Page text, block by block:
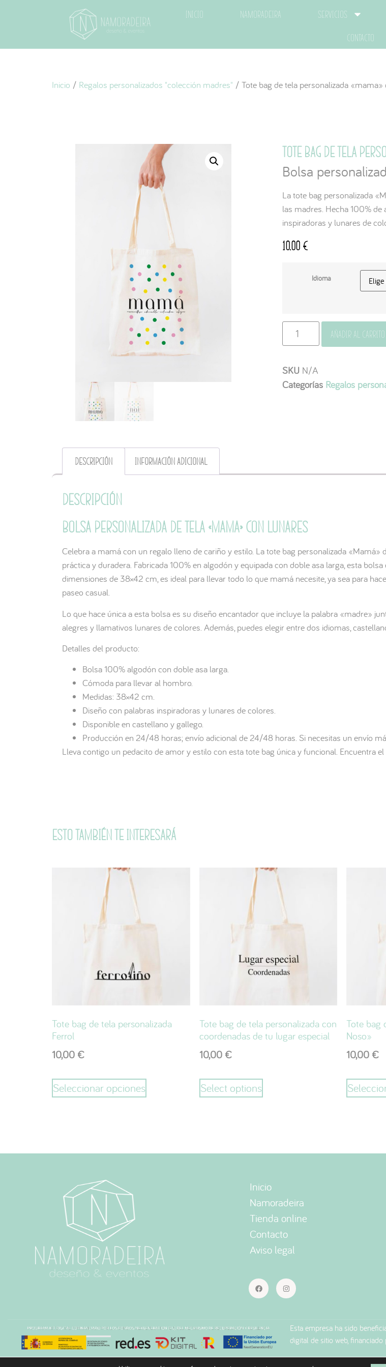
Inicio Namoradeira Servicios
Contacto
Inicio / Regalos personalizados "colección madres" / Tote bag de tela personalizada
Tote bag de tela
Bolsa
La tote bag personalizada
las madres. Hecha 100%
inspiradoras y lunares de
10,00 €
Idioma
Añadir al carrito
SKU N/A
Categorías Regalos
Descripción Información adicional
Descripción
Bolsa personalizada de tela «mama» con lunares
Celebra a mamá con un regalo lleno de cariño y estilo. La tote bag personalizada
práctica y duradera. Fabricada 100% en algodón y equipada con doble asa larga, esta
dimensiones de 38×42 cm, es ideal para llevar todo lo que mamá necesite, ya sea para
paseo casual.
Lo que hace única a esta bolsa es su diseño encantador que incluye la palabra «madre»
alegres y llamativos lunares de colores. Además, puedes elegir entre dos idiomas,
Detalles del producto:
Bolsa 100% algodón con doble asa larga.
Cómoda para llevar al hombro.
Medidas: 38×42 cm.
Diseño con palabras inspiradoras y lunares de colores.
Disponible en castellano y gallego.
Producción en 24/48 horas; envío adicional de 24/48 horas. Si necesitas un envío
Lleva contigo un pedacito de amor y estilo con esta tote bag única y funcional. Encuentra
Esto también te interesará
Tote bag de tela personalizada
Ferrol
10,00 €
Seleccionar opciones
Tote bag de tela personalizada con
coordenadas de tu lugar especial
10,00 €
Select options
Tote bag
Noso»
10,00 €
Inicio
Namoradeira
Tienda online
Contacto
Aviso legal
Esta empresa ha sido
digital de sitio web,